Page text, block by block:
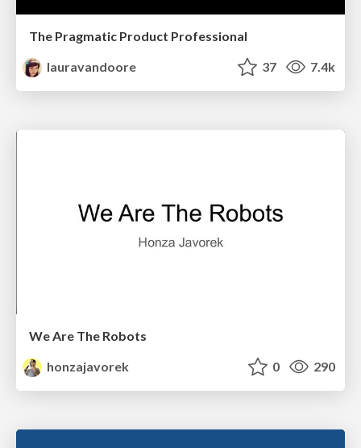
The Pragmatic Product Professional
lauravandoore
37 7.4k
We Are The Robots
honzajavorek
0 290